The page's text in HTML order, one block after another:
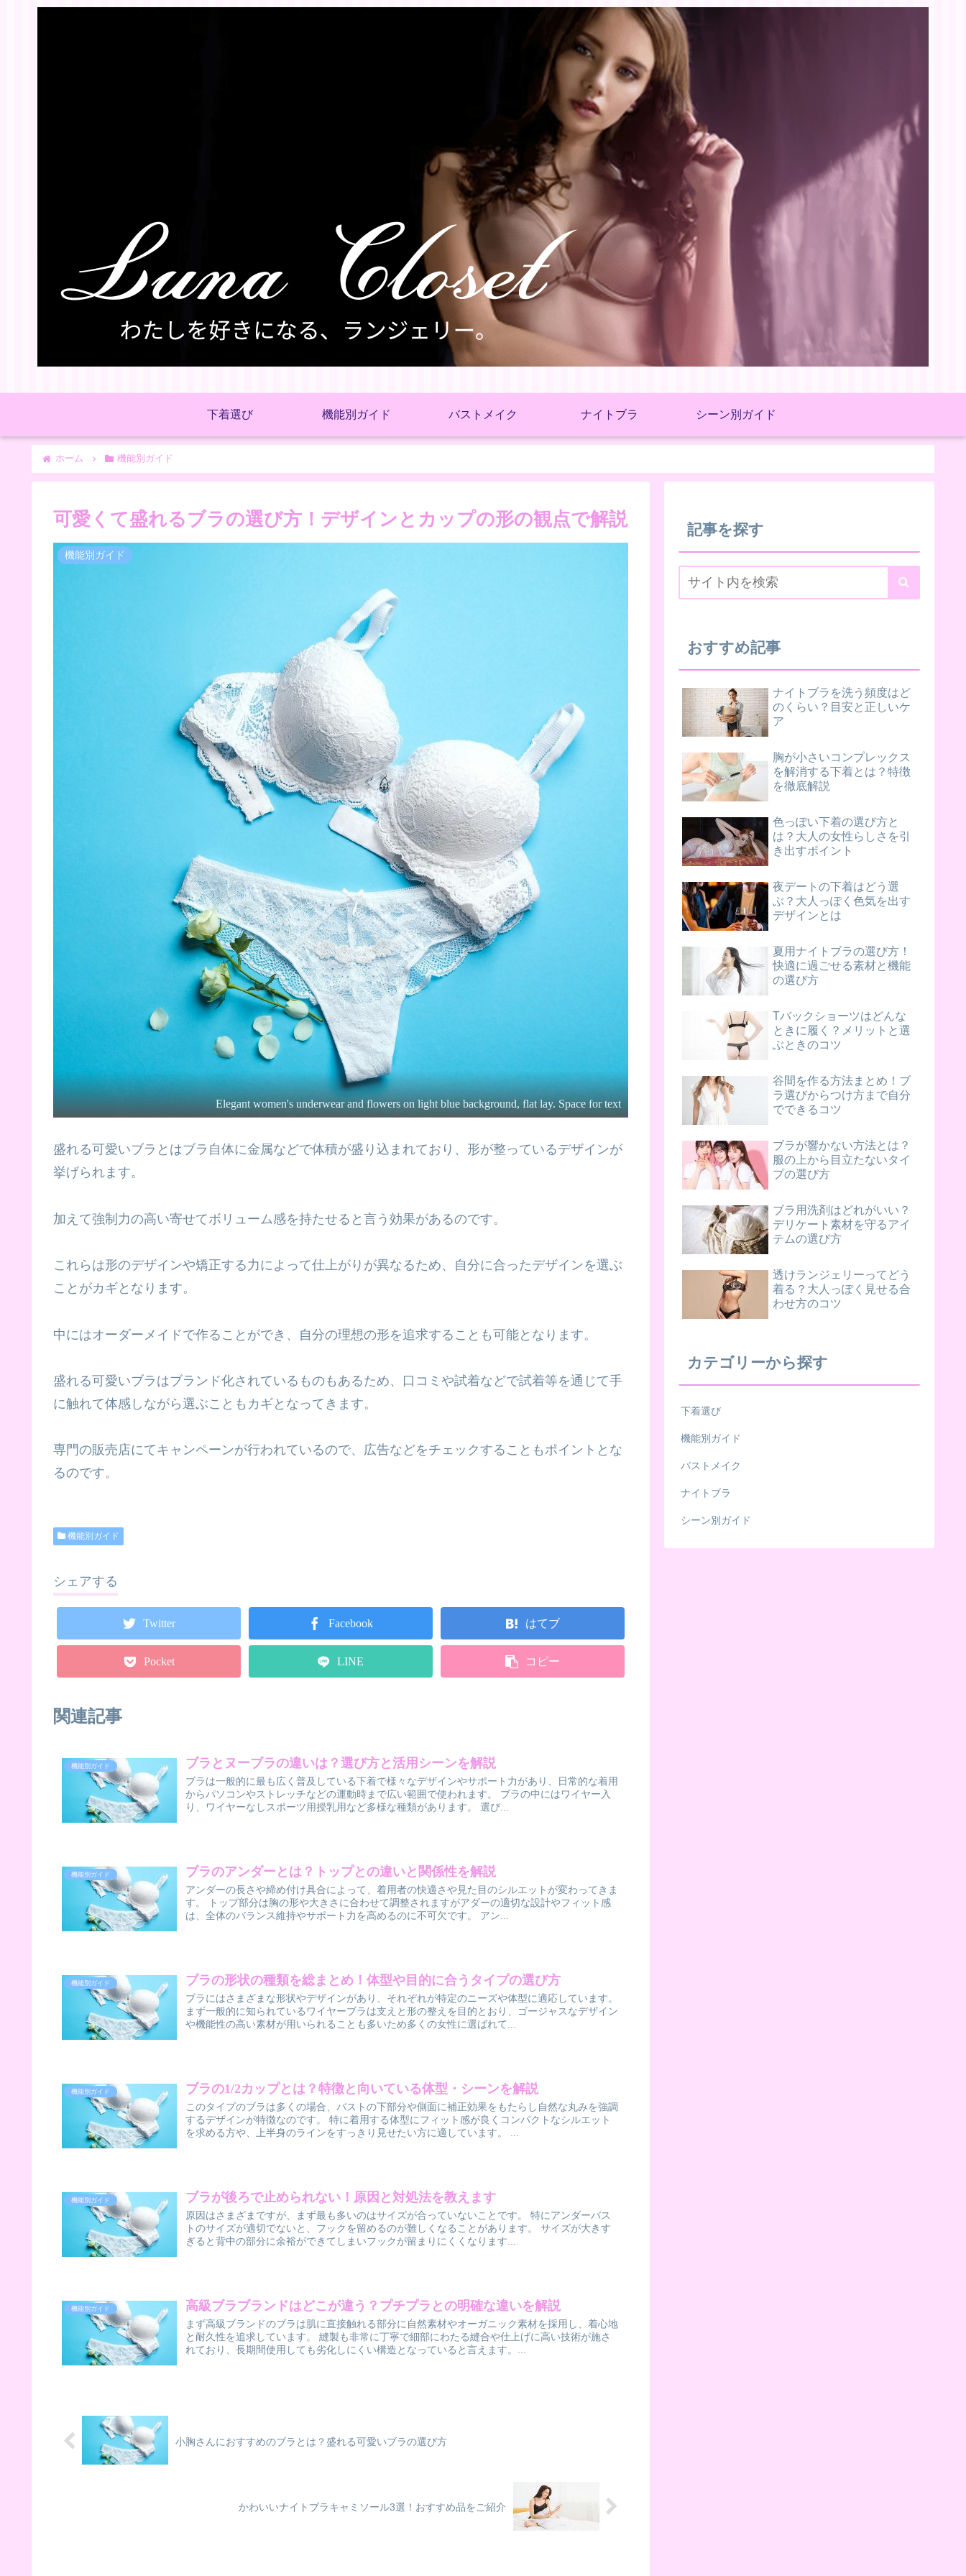
下着選び 機能別ガイド バストメイク ナイトブラ シーン別ガイド
ホーム 機能別ガイド
可愛くて盛れるブラの選び方！デザインとカップの形の観点で解説
機能別ガイド
Elegant women's underwear and flowers on light blue background, flat lay. Space for text
盛れる可愛いブラとはブラ自体に金属などで体積が盛り込まれており、形が整っているデザインが
挙げられます。
加えて強制力の高い寄せてボリューム感を持たせると言う効果があるのです。
これらは形のデザインや矯正する力によって仕上がりが異なるため、自分に合ったデザインを選ぶ
ことがカギとなります。
中にはオーダーメイドで作ることができ、自分の理想の形を追求することも可能となります。
盛れる可愛いブラはブランド化されているものもあるため、口コミや試着などで試着等を通じて手
に触れて体感しながら選ぶこともカギとなってきます。
専門の販売店にてキャンペーンが行われているので、広告などをチェックすることもポイントとな
るのです。
機能別ガイド
シェアする
Twitter Facebook はてブ
Pocket LINE コピー
関連記事
機能別ガイド ブラとヌーブラの違いは？選び方と活用シーンを解説
ブラは一般的に最も広く普及している下着で様々なデザインやサポート力があり、日常的な着用
からパソコンやストレッチなどの運動時まで広い範囲で使われます。 ブラの中にはワイヤー入
り、ワイヤーなしスポーツ用授乳用など多様な種類があります。 選び...
機能別ガイド ブラのアンダーとは？トップとの違いと関係性を解説
アンダーの長さや締め付け具合によって、着用者の快適さや見た目のシルエットが変わってきま
す。 トップ部分は胸の形や大きさに合わせて調整されますがアダーの適切な設計やフィット感
は、全体のバランス維持やサポート力を高めるのに不可欠です。 アン...
機能別ガイド ブラの形状の種類を総まとめ！体型や目的に合うタイプの選び方
ブラにはさまざまな形状やデザインがあり、それぞれが特定のニーズや体型に適応しています。
まず一般的に知られているワイヤーブラは支えと形の整えを目的とおり、ゴージャスなデザイン
や機能性の高い素材が用いられることも多いため多くの女性に選ばれて...
機能別ガイド ブラの1/2カップとは？特徴と向いている体型・シーンを解説
このタイプのブラは多くの場合、バストの下部分や側面に補正効果をもたらし自然な丸みを強調
するデザインが特徴なのです。 特に着用する体型にフィット感が良くコンパクトなシルエット
を求める方や、上半身のラインをすっきり見せたい方に適しています。 ...
機能別ガイド ブラが後ろで止められない！原因と対処法を教えます
原因はさまざまですが、まず最も多いのはサイズが合っていないことです。 特にアンダーバス
トのサイズが適切でないと、フックを留めるのが難しくなることがあります。 サイズが大きす
ぎると背中の部分に余裕ができてしまいフックが留まりにくくなります...
機能別ガイド 高級ブラブランドはどこが違う？プチプラとの明確な違いを解説
まず高級ブランドのブラは肌に直接触れる部分に自然素材やオーガニック素材を採用し、着心地
と耐久性を追求しています。 縫製も非常に丁寧で細部にわたる縫合や仕上げに高い技術が施さ
れており、長期間使用しても劣化しにくい構造となっていると言えます。...
小胸さんにおすすめのブラとは？盛れる可愛いブラの選び方
かわいいナイトブラキャミソール3選！おすすめ品をご紹介
記事を探す
おすすめ記事
ナイトブラを洗う頻度はど
のくらい？目安と正しいケ
ア
胸が小さいコンプレックス
を解消する下着とは？特徴
を徹底解説
色っぽい下着の選び方と
は？大人の女性らしさを引
き出すポイント
夜デートの下着はどう選
ぶ？大人っぽく色気を出す
デザインとは
夏用ナイトブラの選び方！
快適に過ごせる素材と機能
の選び方
Tバックショーツはどんな
ときに履く？メリットと選
ぶときのコツ
谷間を作る方法まとめ！ブ
ラ選びからつけ方まで自分
でできるコツ
ブラが響かない方法とは？
服の上から目立たないタイ
プの選び方
ブラ用洗剤はどれがいい？
デリケート素材を守るアイ
テムの選び方
透けランジェリーってどう
着る？大人っぽく見せる合
わせ方のコツ
カテゴリーから探す
下着選び
機能別ガイド
バストメイク
ナイトブラ
シーン別ガイド